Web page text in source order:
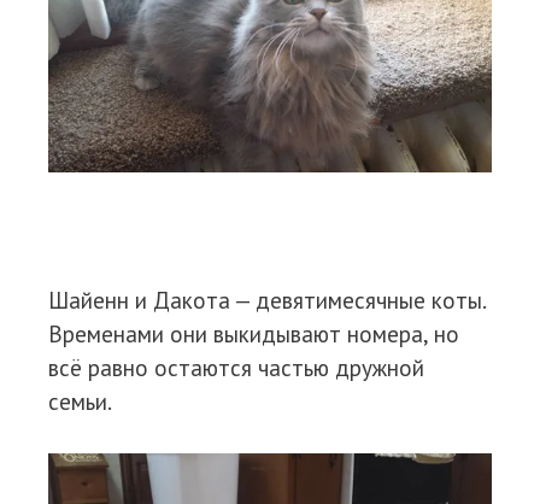
Шайенн и Дакота — девятимесячные коты.
Временами они выкидывают номера, но
всё равно остаются частью дружной
семьи.